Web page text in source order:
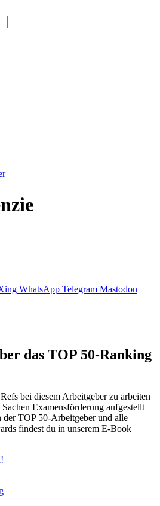
WhatsApp Telegram Mastodon
das TOP 50-Ranking
bei diesem Arbeitgeber zu arbeiten
Examensförderung aufgestellt
TOP 50-Arbeitgeber und alle
findest du in unserem E-Book